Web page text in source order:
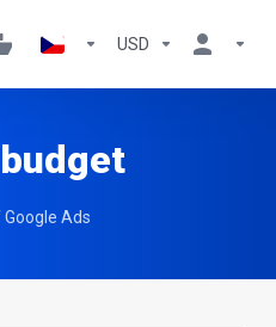
USD
Ads